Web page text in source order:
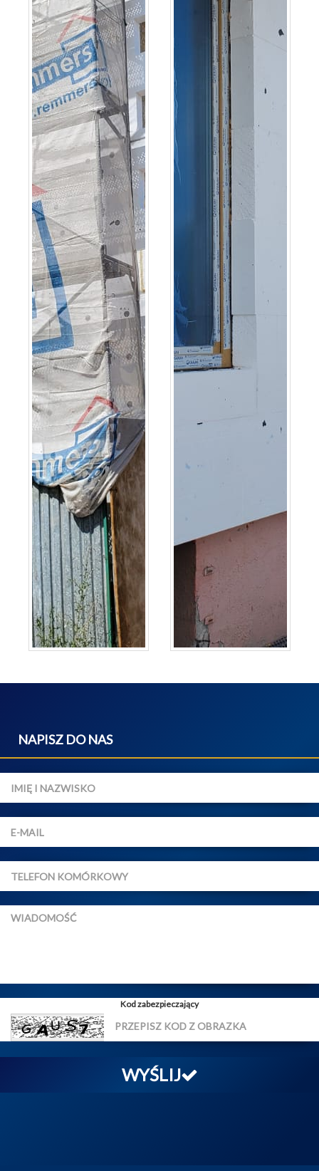
NAPISZ DO NAS
Kod zabezpieczający
WYŚLIJ